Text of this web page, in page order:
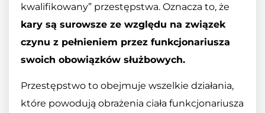
kwalifikowany” przestępstwa. Oznacza to, że
kary są surowsze ze względu na związek
czynu z pełnieniem przez funkcjonariusza
swoich obowiązków służbowych.
Przestępstwo to obejmuje wszelkie działania,
które powodują obrażenia ciała funkcjonariusza